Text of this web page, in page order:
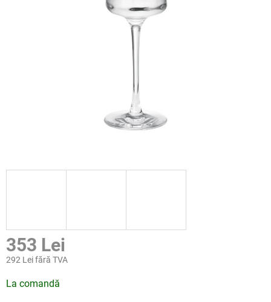
353 Lei
292 Lei fără TVA
preţ:
La comandă